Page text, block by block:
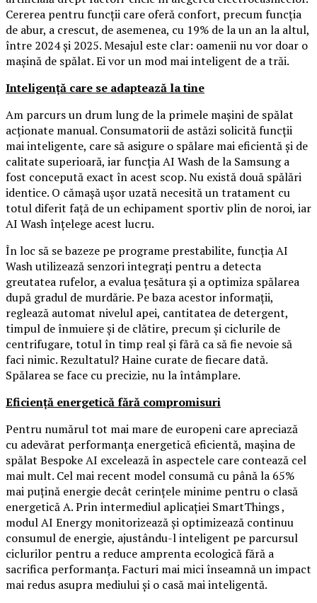
Cererea pentru funcții care oferă confort, precum funcția
de abur, a crescut, de asemenea, cu 19% de la un an la altul,
între 2024 și 2025. Mesajul este clar: oamenii nu vor doar o
mașină de spălat. Ei vor un mod mai inteligent de a trăi.
Inteligență care se adaptează la tine
Am parcurs un drum lung de la primele mașini de spălat
acționate manual. Consumatorii de astăzi solicită funcții
mai inteligente, care să asigure o spălare mai eficientă și de
calitate superioară, iar funcția AI Wash de la Samsung a
fost concepută exact în acest scop. Nu există două spălări
identice. O cămașă ușor uzată necesită un tratament cu
totul diferit față de un echipament sportiv plin de noroi, iar
AI Wash înțelege acest lucru.
În loc să se bazeze pe programe prestabilite, funcția AI
Wash utilizează senzori integrați pentru a detecta
greutatea rufelor, a evalua țesătura și a optimiza spălarea
după gradul de murdărie. Pe baza acestor informații,
reglează automat nivelul apei, cantitatea de detergent,
timpul de înmuiere și de clătire, precum și ciclurile de
centrifugare, totul în timp real și fără ca să fie nevoie să
faci nimic. Rezultatul? Haine curate de fiecare dată.
Spălarea se face cu precizie, nu la întâmplare.
Eficiență energetică fără compromisuri
Pentru numărul tot mai mare de europeni care apreciază
cu adevărat performanța energetică eficientă, mașina de
spălat Bespoke AI excelează în aspectele care contează cel
mai mult. Cel mai recent model consumă cu până la 65%
mai puțină energie decât cerințele minime pentru o clasă
energetică A. Prin intermediul aplicației SmartThings ,
modul AI Energy monitorizează și optimizează continuu
consumul de energie, ajustându-l inteligent pe parcursul
ciclurilor pentru a reduce amprenta ecologică fără a
sacrifica performanța. Facturi mai mici înseamnă un impact
mai redus asupra mediului și o casă mai inteligentă.